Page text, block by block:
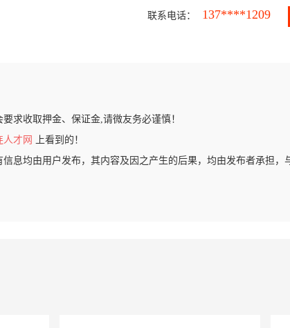
联系电话： 137****1209
求收取押金、保证金,请微友务必谨慎！
人才网
上看到的！
息均由用户发布，其内容及因之产生的后果，均由发布者承担，